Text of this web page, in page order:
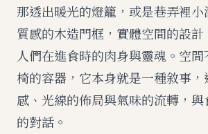
那透出暖光的燈籠，或是巷弄裡
質感的木造門框，實體空間的設
人們在進食時的肉身與靈魂。空
椅的容器，它本身就是一種敘事
感、光線的佈局與氣味的流轉，
的對話。